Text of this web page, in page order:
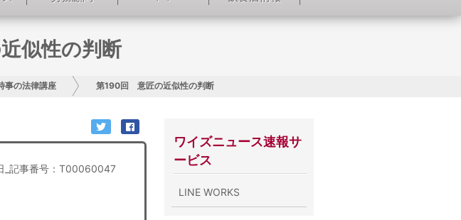
似性の判断
事の法律講座 第190回 意匠の近似性の判断
_記事番号：T00060047
ワイズニュース速報サ
ービス
LINE WORKS